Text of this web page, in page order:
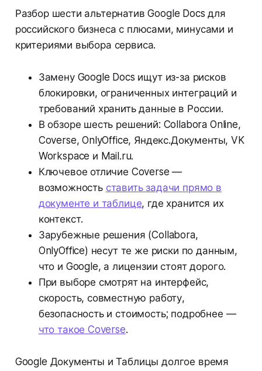
Разбор шести альтернатив Google Docs для
российского бизнеса с плюсами, минусами и
критериями выбора сервиса.
Замену Google Docs ищут из-за рисков
блокировки, ограниченных интеграций и
требований хранить данные в России.
В обзоре шесть решений: Collabora Online,
Coverse, OnlyOffice, Яндекс.Документы, VK
Workspace и Mail.ru.
Ключевое отличие Coverse —
возможность ставить задачи прямо в
документе и таблице, где хранится их
контекст.
Зарубежные решения (Collabora,
OnlyOffice) несут те же риски по данным,
что и Google, а лицензии стоят дорого.
При выборе смотрят на интерфейс,
скорость, совместную работу,
безопасность и стоимость; подробнее —
что такое Coverse.
Google Документы и Таблицы долгое время